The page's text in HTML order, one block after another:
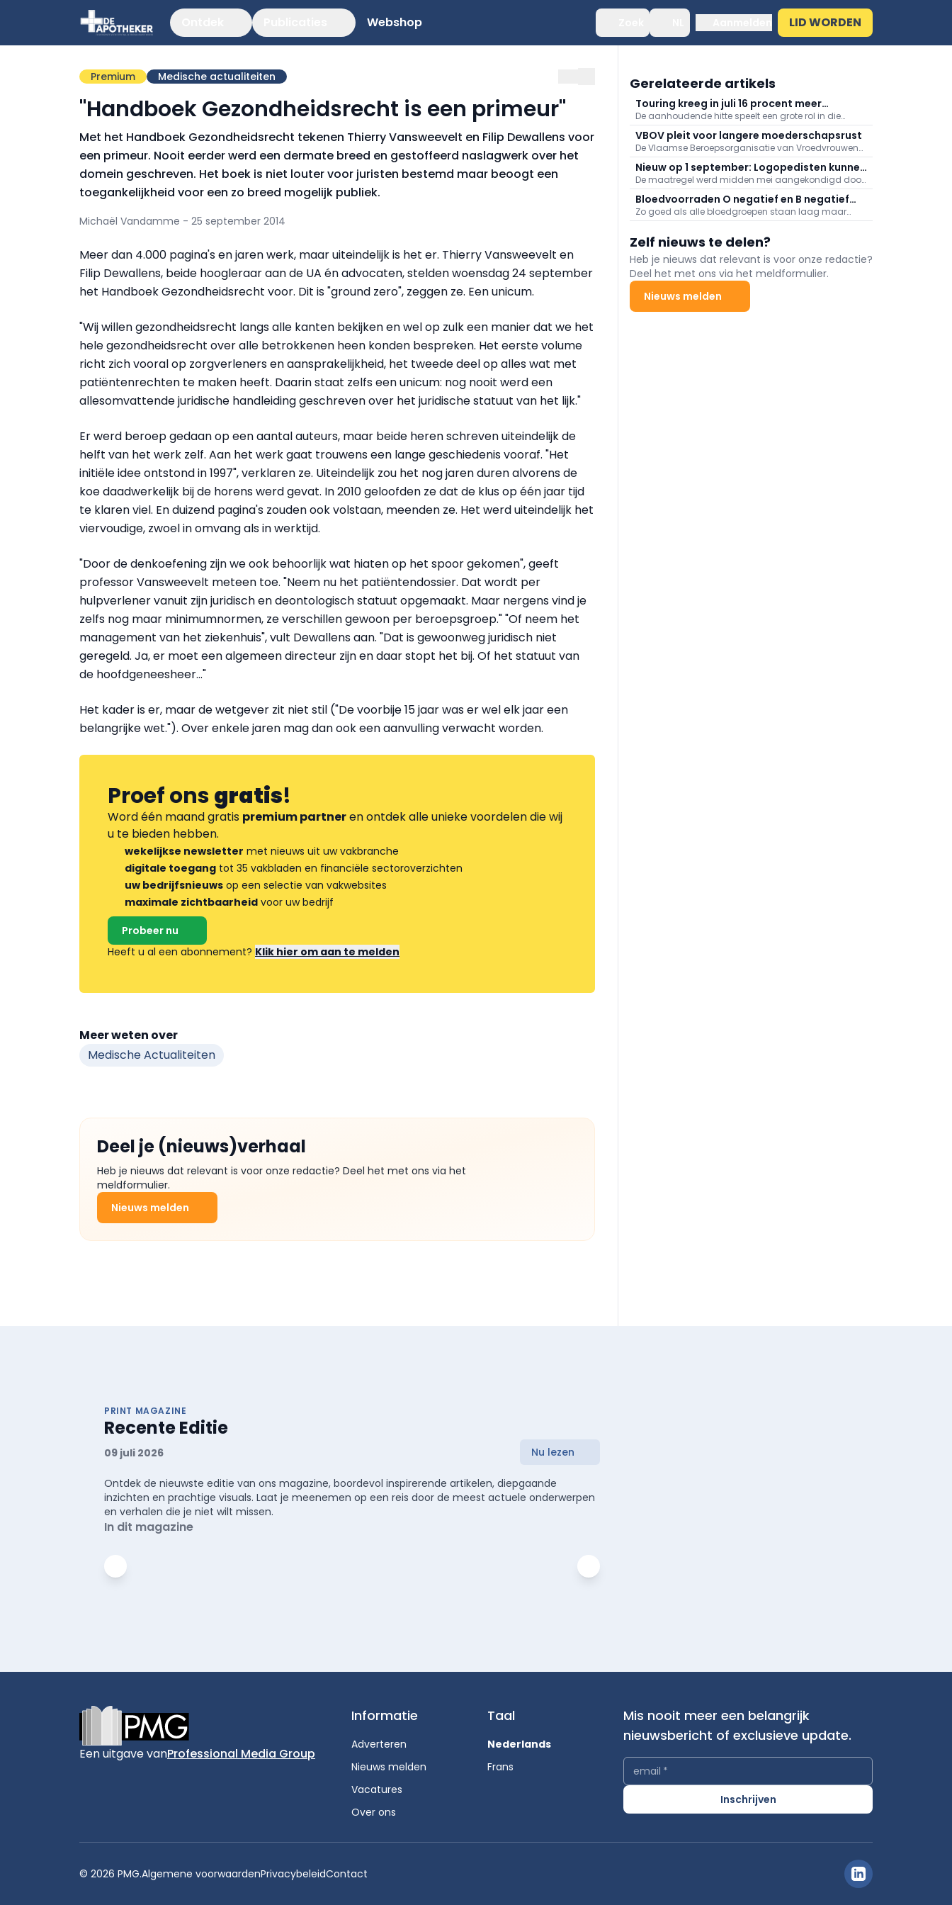
Webshop LID WORDEN
Premium Medische actualiteiten
"Handboek Gezondheidsrecht is een primeur"
Met het Handboek Gezondheidsrecht tekenen Thierry Vansweevelt en Filip Dewallens voor
een primeur. Nooit eerder werd een dermate breed en gestoffeerd naslagwerk over het
domein geschreven. Het boek is niet louter voor juristen bestemd maar beoogt een
toegankelijkheid voor een zo breed mogelijk publiek.
Michaël Vandamme - 25 september 2014
Meer dan 4.000 pagina's en jaren werk, maar uiteindelijk is het er. Thierry Vansweevelt en
Filip Dewallens, beide hoogleraar aan de UA én advocaten, stelden woensdag 24 september
het Handboek Gezondheidsrecht voor. Dit is "ground zero", zeggen ze. Een unicum.
"Wij willen gezondheidsrecht langs alle kanten bekijken en wel op zulk een manier dat we het
hele gezondheidsrecht over alle betrokkenen heen konden bespreken. Het eerste volume
richt zich vooral op zorgverleners en aansprakelijkheid, het tweede deel op alles wat met
patiëntenrechten te maken heeft. Daarin staat zelfs een unicum: nog nooit werd een
allesomvattende juridische handleiding geschreven over het juridische statuut van het lijk."
Er werd beroep gedaan op een aantal auteurs, maar beide heren schreven uiteindelijk de
helft van het werk zelf. Aan het werk gaat trouwens een lange geschiedenis vooraf. "Het
initiële idee ontstond in 1997", verklaren ze. Uiteindelijk zou het nog jaren duren alvorens de
koe daadwerkelijk bij de horens werd gevat. In 2010 geloofden ze dat de klus op één jaar tijd
te klaren viel. En duizend pagina's zouden ook volstaan, meenden ze. Het werd uiteindelijk het
viervoudige, zwoel in omvang als in werktijd.
"Door de denkoefening zijn we ook behoorlijk wat hiaten op het spoor gekomen", geeft
professor Vansweevelt meteen toe. "Neem nu het patiëntendossier. Dat wordt per
hulpverlener vanuit zijn juridisch en deontologisch statuut opgemaakt. Maar nergens vind je
zelfs nog maar minimumnormen, ze verschillen gewoon per beroepsgroep." "Of neem het
management van het ziekenhuis", vult Dewallens aan. "Dat is gewoonweg juridisch niet
geregeld. Ja, er moet een algemeen directeur zijn en daar stopt het bij. Of het statuut van
de hoofdgeneesheer..."
Het kader is er, maar de wetgever zit niet stil ("De voorbije 15 jaar was er wel elk jaar een
belangrijke wet."). Over enkele jaren mag dan ook een aanvulling verwacht worden.
Proef onsgratis!
Word één maand gratis premium partneren ontdek alle unieke voordelen die wij
u te bieden hebben.
wekelijkse newsletter met nieuws uit uw vakbranche
digitale toegang tot 35 vakbladen en financiële sectoroverzichten
uw bedrijfsnieuws op een selectie van vakwebsites
maximale zichtbaarheid voor uw bedrijf
Probeer nu
Heeft u al een abonnement? Klik hier om aan te melden
Meer weten over
Medische Actualiteiten
Deel je (nieuws)verhaal
Heb je nieuws dat relevant is voor onze redactie? Deel het met ons via het
meldformulier.
Nieuws melden
Gerelateerde artikels
Touring kreeg in juli 16 procent meer
medische dossiers binnen: "Hitte speelt
grote rol"
De aanhoudende hitte speelt een grote rol in die
stijging, meldt Touring. Er kwamen daarnaast veel
oproepen binnen naar aanleiding van de
bosbranden in het zuiden van Europa.
VBOV pleit voor langere moederschapsrust
De Vlaamse Beroepsorganisatie van Vroedvrouwen
(VBOV) vraagt de federale overheid om de
moederschapsrust uit te breiden tot minstens zes
maanden na de bevalling.
Nieuw op 1 september: Logopedisten kunnen
ook videoconsultaties aanbieden
De maatregel werd midden mei aangekondigd door
minister van Volksgezondheid Frank Vandenbroucke
(Vooruit).
Bloedvoorraden O negatief en B negatief
zeer laag
Zo goed als alle bloedgroepen staan laag maar
vooral de voorraden aan O negatief en B negatief
baren zorgen.
Zelf nieuws te delen?
Heb je nieuws dat relevant is voor onze redactie?
Deel het met ons via het meldformulier.
Nieuws melden
PRINT MAGAZINE
Recente Editie
09 juli 2026 Nu lezen
Ontdek de nieuwste editie van ons magazine, boordevol inspirerende artikelen, diepgaande
inzichten en prachtige visuals. Laat je meenemen op een reis door de meest actuele onderwerpen
en verhalen die je niet wilt missen.
In dit magazine
Een uitgave vanProfessional Media Group
Informatie
Adverteren
Nieuws melden
Vacatures
Over ons
Taal
Nederlands
Frans
Mis nooit meer een belangrijk
nieuwsbericht of exclusieve update.
email *
Inschrijven
© 2026 PMG.Algemene voorwaardenPrivacybeleidContact